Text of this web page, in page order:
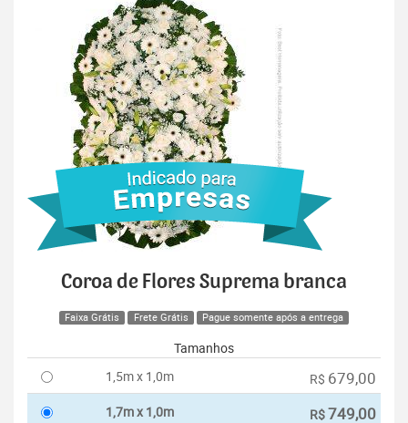
Coroa de Flores Suprema branca
Faixa Grátis Frete Grátis Pague somente após a entrega
Tamanhos
1,5m x 1,0m
R$ 679,00
1,7m x 1,0m R$749,00